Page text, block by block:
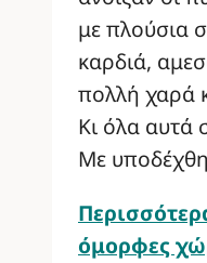
με πλούσια
καρδιά,
πολλή χαρά
Κι όλα αυτά
Με
όμορφες